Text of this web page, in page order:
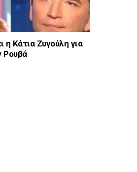
η Κάτια Ζυγούλη για
Ρουβά